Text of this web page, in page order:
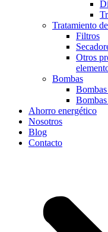
Tratamiento
Filtros
Otros
Bombas
Ahorro energético
Nosotros
Blog
Contacto